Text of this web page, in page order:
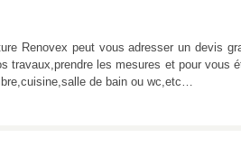
Renovex peut vous adresser un devis
travaux,prendre les mesures et pour vous
de bain ou wc,etc…